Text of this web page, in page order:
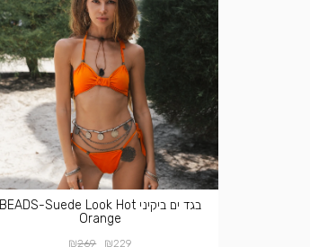
בגד ים ביקיני BEADS-Suede Look Hot
Orange
₪229
₪269